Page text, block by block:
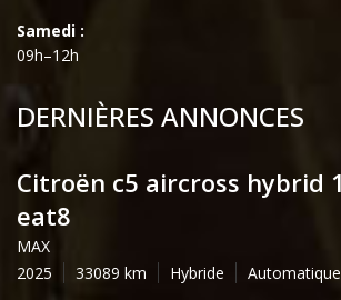
Samedi :
09h–12h
DERNIÈRES ANNONCES
citroën c5 aircross hybrid 145cv max
eat8
MAX
2025
33089 Hybride Automatique